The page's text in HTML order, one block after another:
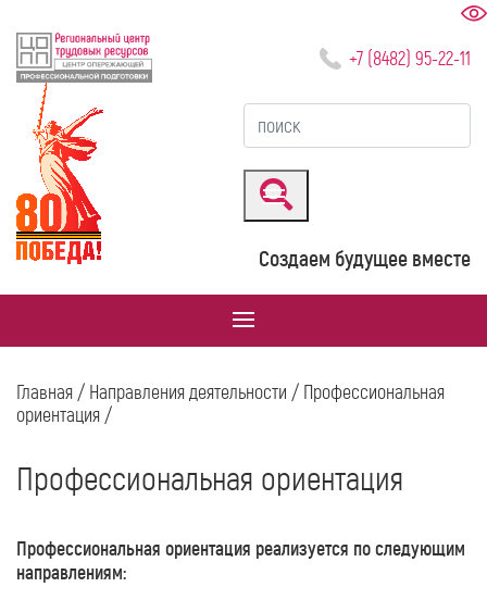
+7 (8482) 95-22-11
Создаем будущее вместе
Главная/ Направления деятельности / Профессиональная
ориентация/
Профессиональная ориентация
Профессиональная ориентация реализуется по следующим
направлениям: